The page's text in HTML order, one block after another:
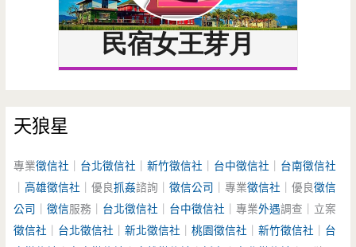
天狼星
專業徵信社 台北徵信社 ｜新竹徵信社 台中徵信社
台南徵信社
｜高雄徵信社 ｜優良抓姦諮詢｜徵信公司 ｜專業徵信社 ｜優良徵信
公司 ｜徵信服務｜ 台北徵信社 台中徵信社 ｜專業外遇調查｜立案
徵信社
台北徵信社 ｜新北徵信社 ｜桃園徵信社 ｜新竹徵信社
台